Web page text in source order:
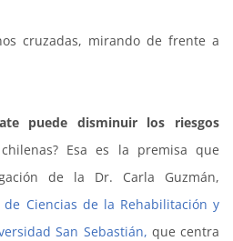
puede disminuir los riesgos
Esa es la premisa que
de la Dr. Carla Guzmán,
de Ciencias de la Rehabilitación y
San Sebastián, que centra